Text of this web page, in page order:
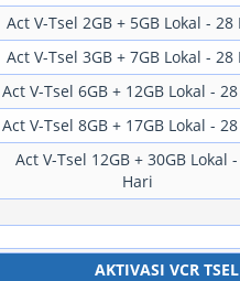
Act V-Tsel 2GB + 5GB Lokal - 28
Act V-Tsel 3GB + 7GB Lokal - 28
Act V-Tsel 6GB + 12GB Lokal -
Act V-Tsel 8GB + 17GB Lokal -
Act V-Tsel 12GB + 30GB Lokal
Hari
AKTIVASI VCR